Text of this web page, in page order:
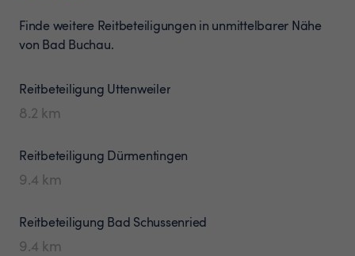
Finde weitere Reitbeteiligungen in unmittelbarer Nähe
von Bad Buchau.
Reitbeteiligung Uttenweiler
8.2 km
Reitbeteiligung Dürmentingen
9.4 km
Reitbeteiligung Bad Schussenried
9.4 km